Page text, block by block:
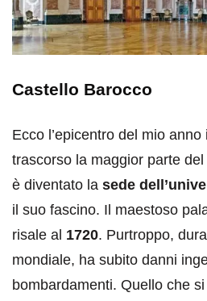
Castello Barocco
Ecco l’epicentro del mio anno
trascorso la maggior parte
è diventato la sede
il suo fascino. Il maestoso
risale al 1720. Purtroppo,
mondiale, ha subito danni
bombardamenti. Quello che